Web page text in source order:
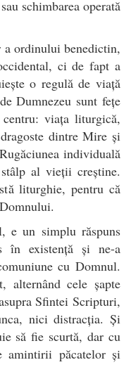
schimbarea operată
a ordinului benedictin,
ci de fapt a
o regulă de viață
Dumnezeu sunt fețe
viața liturgică,
dintre Mire și
individuală
al vieții creștine.
liturghie, pentru că
e un simplu răspuns
în existență și ne-a
cu Domnul.
alternând cele șapte
Sfintei Scripturi,
nici distracția. Și
să fie scurtă, dar cu
amintirii păcatelor și